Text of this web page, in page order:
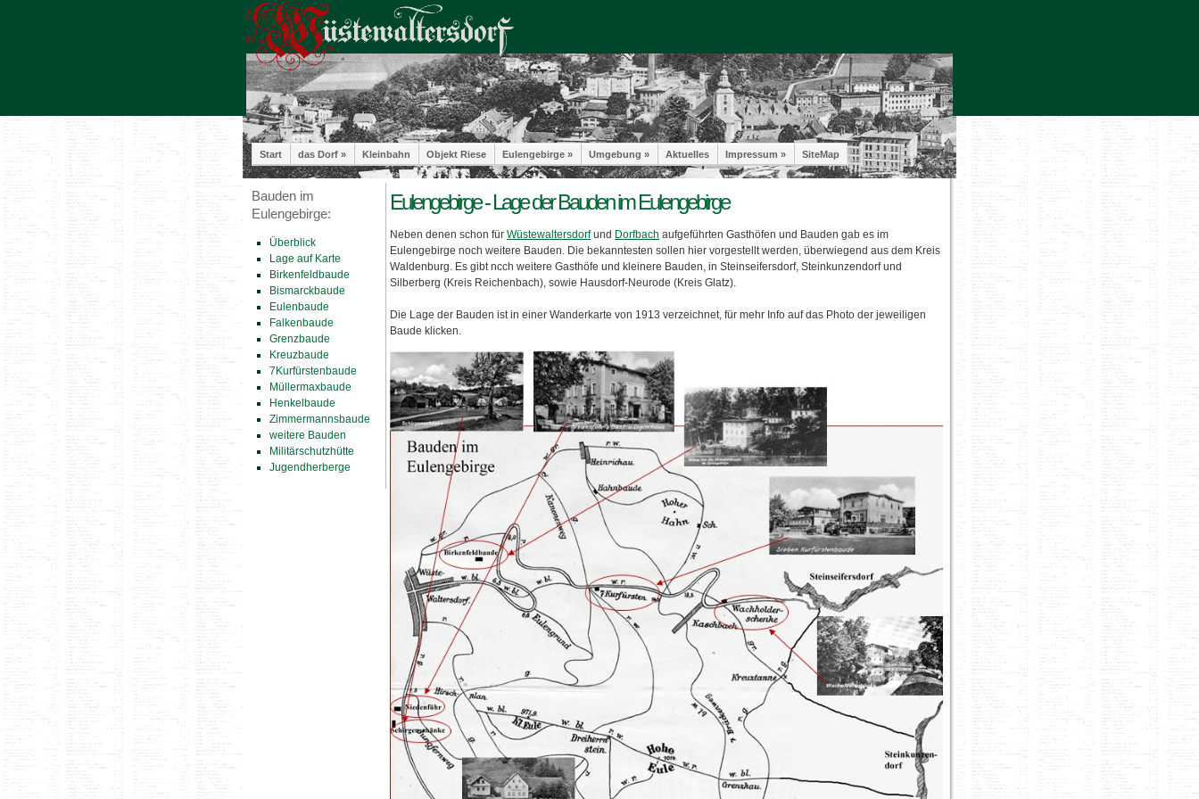
Start das Dorf » Kleinbahn Objekt Riese Eulengebirge » Umgebung » Aktuelles Impressum » SiteMap
Bauden im
Eulengebirge:
Überblick
Lage auf Karte
Birkenfeldbaude
Bismarckbaude
Eulenbaude
Falkenbaude
Grenzbaude
Kreuzbaude
7Kurfürstenbaude
Müllermaxbaude
Henkelbaude
Zimmermannsbaude
weitere Bauden
Militärschutzhütte
Jugendherberge
Eulengebirge - Lage der Bauden im Eulengebirge
Neben denen schon für Wüstewaltersdorfund Dorfbach aufgeführten Gasthöfen und Bauden gab es im
Eulengebirge noch weitere Bauden. Die bekanntesten sollen hier vorgestellt werden, überwiegend aus dem Kreis
Waldenburg. Es gibt ncch weitere Gasthöfe und kleinere Bauden, in Steinseifersdorf, Steinkunzendorf und
Silberberg (Kreis Reichenbach), sowie Hausdorf-Neurode (Kreis Glatz).
Die Lage der Bauden ist in einer Wanderkarte von 1913 verzeichnet, für mehr Info auf das Photo der jeweiligen
Baude klicken.